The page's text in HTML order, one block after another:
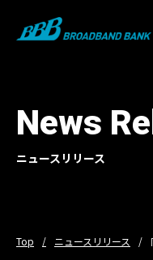
News
ニュースリリース
Top ニュースリリース